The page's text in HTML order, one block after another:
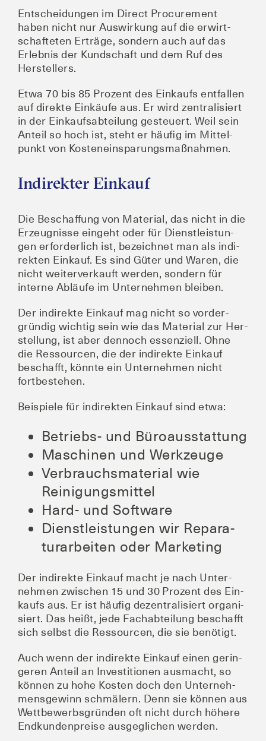
Ent­schei­dun­gen im Direct Pro­cu­re­ment
haben nicht nur Aus­wir­kung auf die erwirt­
schaf­te­ten Erträ­ge, son­dern auch auf das
Erleb­nis der Kund­schaft und dem Ruf des
Herstellers.
Etwa 70 bis 85 Pro­zent des Ein­kaufs ent­fal­len
auf direk­te Ein­käu­fe aus. Er wird zen­tra­li­siert
in der Ein­kaufs­ab­tei­lung gesteu­ert. Weil sein
Anteil so hoch ist, steht er häu­fig im Mit­tel­
punkt von Kosteneinsparungsmaßnahmen.
Indirekter Einkauf
Die Beschaf­fung von Mate­ri­al, das nicht in die
Erzeug­nis­se ein­geht oder für Dienst­leis­tun­
gen erfor­der­lich ist, bezeich­net man als indi­
rek­ten Ein­kauf. Es sind Güter und Waren, die
nicht wei­ter­ver­kauft wer­den, son­dern für
inter­ne Abläu­fe im Unter­neh­men bleiben.
Der indi­rek­te Ein­kauf mag nicht so vor­der­
grün­dig wich­tig sein wie das Mate­ri­al zur Her­
stel­lung, ist aber den­noch essen­zi­ell. Ohne
die Res­sour­cen, die der indi­rek­te Ein­kauf
beschafft, könn­te ein Unter­neh­men nicht
fortbestehen.
Bei­spie­le für indi­rek­ten Ein­kauf sind etwa:
Betriebs- und Büroausstattung
Maschi­nen und Werkzeuge
Ver­brauchs­ma­te­ri­al wie
Reinigungsmittel
Hard- und Software
Dienst­leis­tun­gen wir Repa­ra­
tur­ar­bei­ten oder Marketing
Der indi­rek­te Ein­kauf macht je nach Unter­
neh­men zwi­schen 15 und 30 Pro­zent des Ein­
kaufs aus. Er ist häu­fig dezen­tra­li­siert orga­ni­
siert. Das heißt, jede Fach­ab­tei­lung beschafft
sich selbst die Res­sour­cen, die sie benötigt.
Auch wenn der indi­rek­te Ein­kauf einen gerin­
ge­ren Anteil an Inves­ti­tio­nen aus­macht, so
kön­nen zu hohe Kos­ten doch den Unter­neh­
mens­ge­winn schmä­lern. Denn sie kön­nen aus
Wett­be­werbs­grün­den oft nicht durch höhe­re
End­kun­den­prei­se aus­ge­gli­chen werden.